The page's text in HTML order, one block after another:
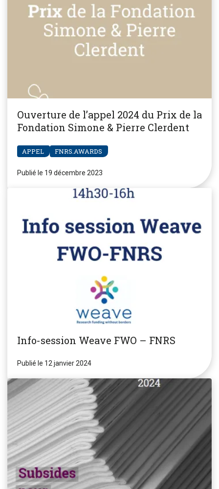
Ouverture de l’appel 2024 du Prix de la
Fondation Simone & Pierre Clerdent
APPEL FNRS.AWARDS
Publié le 19 décembre 2023
Info-session Weave FWO – FNRS
Publié le 12 janvier 2024